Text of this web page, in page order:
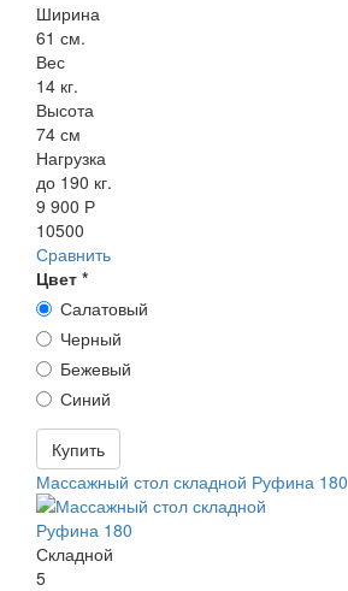
Ширина
61 см.
Вес
14 кг.
Высота
74 см
Нагрузка
до 190 кг.
9 900 Р
10500
Сравнить
Цвет *
Салатовый
Черный
Бежевый
Синий
Купить
Массажный стол складной Руфина 180
Складной
5